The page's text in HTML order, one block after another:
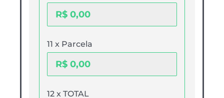
11 x Parcela
12 x TOTAL